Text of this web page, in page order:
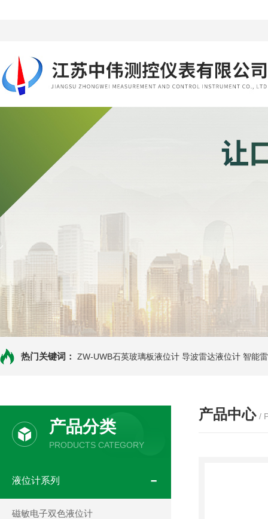
热门关键词： ZW-UWB石英玻璃板液位计 导波雷达液位计 智能
产品分类
PRODUCTS CATEGORY
液位计系列
磁敏电子双色液位计
产品中心 /